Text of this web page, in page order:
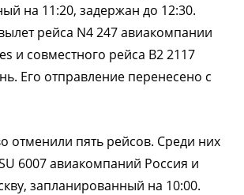
на 11:20, задержан до 12:30.
рейса N4 247 авиакомпании
и совместного рейса B2 2117
Его отправление перенесено с
отменили пять рейсов. Среди них
6007 авиакомпаний Россия и
запланированный на 10:00.